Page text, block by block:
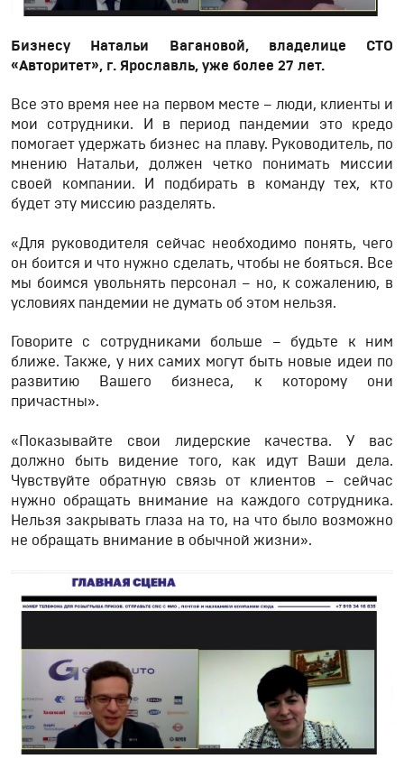
Бизнесу Натальи Вагановой, владелице СТО
«Авторитет», г. Ярославль, уже более 27 лет.
Все это время нее на первом месте – люди, клиенты и
мои сотрудники. И в период пандемии это кредо
помогает удержать бизнес на плаву. Руководитель, по
мнению Натальи, должен четко понимать миссии
своей компании. И подбирать в команду тех, кто
будет эту миссию разделять.
«Для руководителя сейчас необходимо понять, чего
он боится и что нужно сделать, чтобы не бояться. Все
мы боимся увольнять персонал – но, к сожалению, в
условиях пандемии не думать об этом нельзя.
Говорите с сотрудниками больше – будьте к ним
ближе. Также, у них самих могут быть новые идеи по
развитию Вашего бизнеса, к которому они
причастны».
«Показывайте свои лидерские качества. У вас
должно быть видение того, как идут Ваши дела.
Чувствуйте обратную связь от клиентов – сейчас
нужно обращать внимание на каждого сотрудника.
Нельзя закрывать глаза на то, на что было возможно
не обращать внимание в обычной жизни».